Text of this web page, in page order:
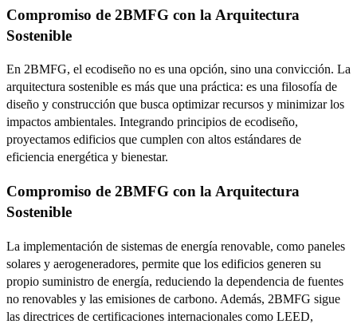
Compromiso de 2BMFG con la Arquitectura
Sostenible
En 2BMFG, el ecodiseño no es una opción, sino una convicción. La
arquitectura sostenible es más que una práctica: es una filosofía de
diseño y construcción que busca optimizar recursos y minimizar los
impactos ambientales. Integrando principios de ecodiseño,
proyectamos edificios que cumplen con altos estándares de
eficiencia energética y bienestar.
Compromiso de 2BMFG con la Arquitectura
Sostenible
La implementación de sistemas de energía renovable, como paneles
solares y aerogeneradores, permite que los edificios generen su
propio suministro de energía, reduciendo la dependencia de fuentes
no renovables y las emisiones de carbono. Además, 2BMFG sigue
las directrices de certificaciones internacionales como LEED,